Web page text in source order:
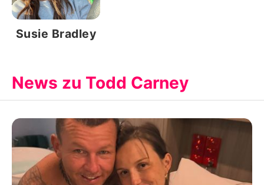
Susie Bradley
News zu Todd Carney